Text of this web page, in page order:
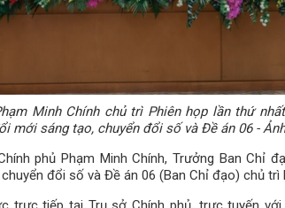
Minh Chính chủ trì Phiên họp lần thứ
mới sáng tạo, chuyển đổi số và Đề án 06 -
phủ Phạm Minh Chính, Trưởng Ban Chỉ
đổi số và Đề án 06 (Ban Chỉ đạo) chủ